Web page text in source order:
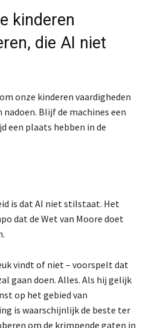
kinderen
die AI niet
onze kinderen vaardigheden
Blijf de machines een
een plaats hebben in de
is dat AI niet stilstaat. Het
dat de Wet van Moore doet
vindt of niet – voorspelt dat
gaan doen. Alles. Als hij gelijk
op het gebied van
is waarschijnlijk de beste ter
om de krimpende gaten in